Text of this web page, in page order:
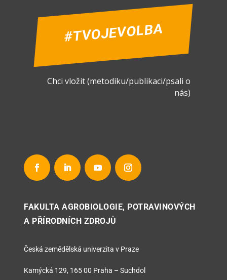
#TVOJEVOLBA
Chci vložit (metodiku/publikaci/psali o
nás)
FAKULTA AGROBIOLOGIE, POTRAVINOVÝCH
A PŘÍRODNÍCH ZDROJŮ
Česká zemědělská univerzita v Praze
Kamýcká 129, 165 00 Praha – Suchdol